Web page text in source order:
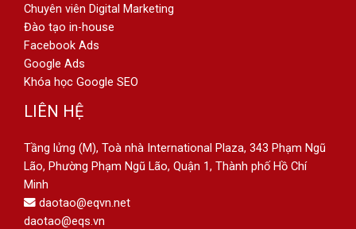
Chuyên viên Digital Marketing
Đào tạo in-house
Facebook Ads
Google Ads
Khóa học Google SEO
LIÊN HỆ
Tầng lửng (M), Toà nhà International Plaza, 343 Phạm Ngũ
Lão, Phường Phạm Ngũ Lão, Quận 1, Thành phố Hồ Chí
Minh
daotao@eqvn.net
daotao@eqs.vn